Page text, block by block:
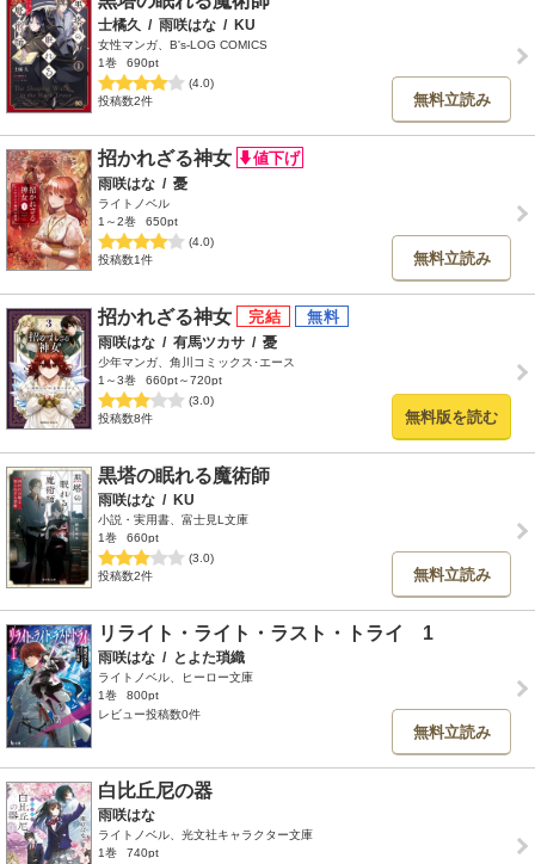
士橘久 / 雨咲はな / KU
女性マンガ、B's-LOG COMICS
1巻
690pt
(4.0)
投稿数2件
無料立読み
招かれざる神女
雨咲はな / 憂
ライトノベル
1～2巻
650pt
(4.0)
投稿数1件
無料立読み
招かれざる神女
雨咲はな / 有馬ツカサ / 憂
少年マンガ、角川コミックス･エース
1～3巻
660pt～720pt
(3.0)
投稿数8件
無料版を読む
黒塔の眠れる魔術師
雨咲はな / KU
小説・実用書、富士見L文庫
1巻
660pt
(3.0)
投稿数2件
無料立読み
リライト・ライト・ラスト・トライ 1
雨咲はな / とよた瑣織
ライトノベル、ヒーロー文庫
1巻
800pt
レビュー投稿数0件
無料立読み
白比丘尼の器
雨咲はな
ライトノベル、光文社キャラクター文庫
1巻
740pt